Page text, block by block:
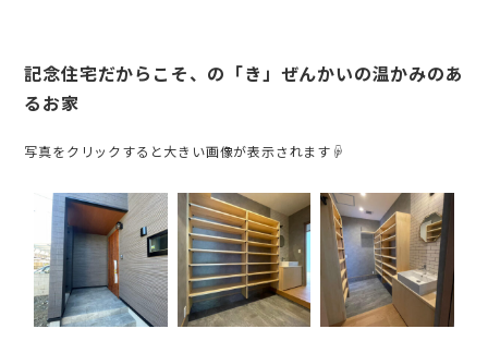
記念住宅だからこそ、の「き」ぜんかいの温かみのあ
るお家
写真をクリックすると大きい画像が表示されます☟